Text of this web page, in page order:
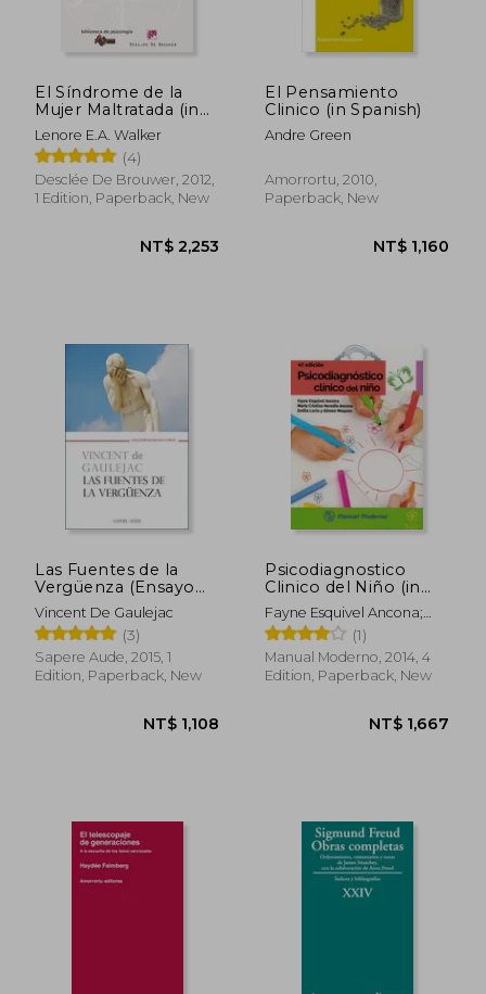
El Síndrome de la
Mujer Maltratada (in
Spanish)
Lenore E.A. Walker
(4)
Desclée De Brouwer, 2012,
1 Edition, Paperback, New
NT$ 2,253
El Pensamiento
Clinico (in Spanish)
Andre Green
Amorrortu, 2010,
Paperback, New
NT$
Las Fuentes de la
Vergüenza (Ensayo
Sociología Clínica) (in
Spanish)
Vincent De Gaulejac
(3)
Sapere Aude, 2015, 1
Edition, Paperback, New
Psicodiagnostico
Clinico del Niño (in
Spanish)
Fayne Esquivel Ancona;
María Cristina Heredia
Ancona; Amelia Lucio Y
Gómez-Maqueo
(1)
Manual Moderno, 2014, 4
Edition, Paperback, New